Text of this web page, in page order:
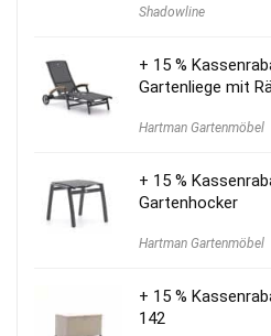
war:
Shadowline
+ 15 %
Gartenliege mit
Hartman Gartenmöbel
+ 15 %
Gartenhocker
Hartman Gartenmöbel
+ 15 %
142